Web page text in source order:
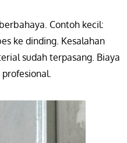
Contoh kecil:
ke dinding. Kesalahan
sudah terpasang. Biaya